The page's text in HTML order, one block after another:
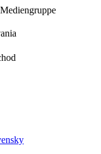
Mediengruppe